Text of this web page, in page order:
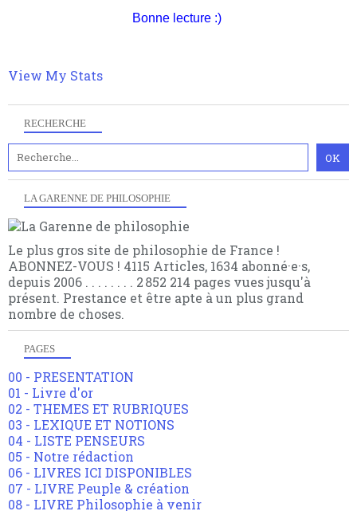
RECHERCHE
LA GARENNE DE PHILOSOPHIE
Le plus gros site de philosophie de France !
ABONNEZ-VOUS ! 4115 Articles, 1634 abonné·e·s,
depuis 2006 . . . . . . . . 2 852 214 pages vues jusqu'à
présent. Prestance et être apte à un plus grand
nombre de choses.
PAGES
00 - PRESENTATION
01 - Livre d'or
02 - THEMES ET RUBRIQUES
03 - LEXIQUE ET NOTIONS
04 - LISTE PENSEURS
05 - Notre rédaction
06 - LIVRES ICI DISPONIBLES
07 - LIVRE Peuple & création
08 - LIVRE Philosophie à venir
articles pour être apte à un plus grand nombre de
vous le pouvez faîtes des liens depuis votre site.
Bonne lecture :)
View My Stats